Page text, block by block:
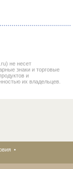
не несет
знаки и торговые
и
их владельцев.
•